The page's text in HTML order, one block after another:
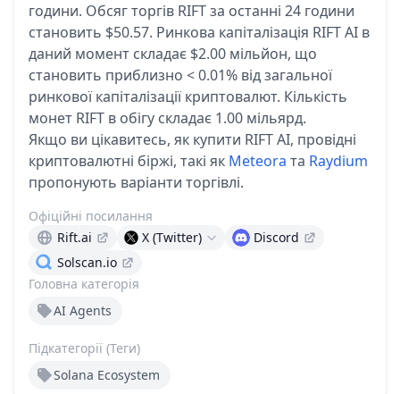
години. Обсяг торгів RIFT за останні 24 години
становить $50.57. Ринкова капіталізація RIFT AI в
даний момент складає $2.00 мільйон, що
становить приблизно < 0.01% від загальної
ринкової капіталізації криптовалют. Кількість
монет RIFT в обігу складає 1.00 мільярд.
Якщо ви цікавитесь, як купити RIFT AI, провідні
криптовалютні біржі, такі як Meteora та Raydium
пропонують варіанти торгівлі.
Головна категорія
AI Agents
Підкатегорії (Теги)
Solana Ecosystem
Офіційні посилання
Rift.ai
X (Twitter)
Discord
Solscan.io